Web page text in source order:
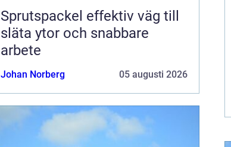
Sprutspackel effektiv väg till
släta ytor och snabbare
arbete
Johan Norberg 05 augusti 2026